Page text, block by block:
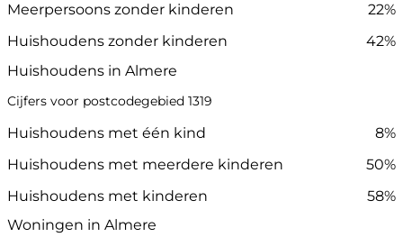
Meerpersoons zonder kinderen
22%
Huishoudens zonder kinderen
42%
Huishoudens in Almere
Cijfers voor postcodegebied 1319
Huishoudens met één kind
8%
Huishoudens met meerdere kinderen
50%
Huishoudens met kinderen
58%
Woningen in Almere